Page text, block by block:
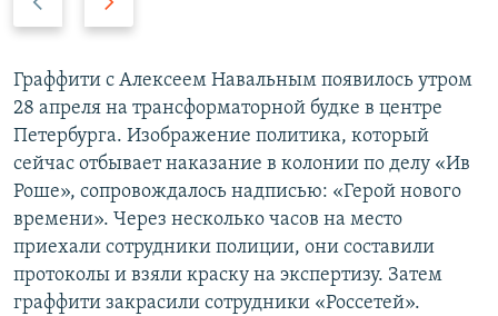
v
i
o
u
s
s
l
i
d
t
s
l
i
d
e
Граффити с Алексеем Навальным появилось утром
28 апреля на трансформаторной будке в центре
Петербурга. Изображение политика, который
сейчас отбывает наказание в колонии по делу «Ив
Роше», сопровождалось надписью: «Герой нового
времени». Через несколько часов на место
приехали сотрудники полиции, они составили
протоколы и взяли краску на экспертизу. Затем
граффити закрасили сотрудники «Россетей».